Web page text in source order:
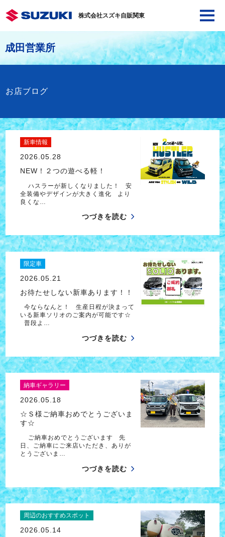
株式会社スズキ自販関東
成田営業所
お店ブログ
新車情報
2026.05.28
NEW！２つの遊べる軽！
ハスラーが新しくなりました！ 安
全装備やデザインが大きく進化 より
良くな…
つづきを読む
限定車
2026.05.21
お待たせしない新車あります！！
今ならなんと！ 生産日程が決まって
いる新車ソリオのご案内が可能です☆
普段よ…
つづきを読む
納車ギャラリー
2026.05.18
☆Ｓ様ご納車おめでとうございま
す☆
ご納車おめでとうございます 先
日、ご納車にご来店いただき、ありが
とうございま…
つづきを読む
周辺のおすすめスポット
2026.05.14